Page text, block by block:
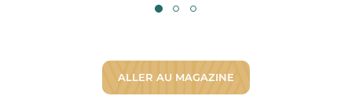
ALLER AU MAGAZINE